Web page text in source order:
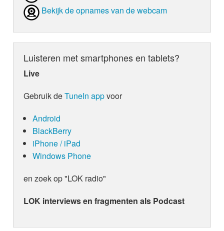
Bekijk de opnames van de webcam
Luisteren met smartphones en tablets?
Live
Gebruik deTuneIn appvoor
Android
BlackBerry
iPhone / iPad
Windows Phone
en zoek op "LOK radio"
LOK interviews en fragmenten als Podcast